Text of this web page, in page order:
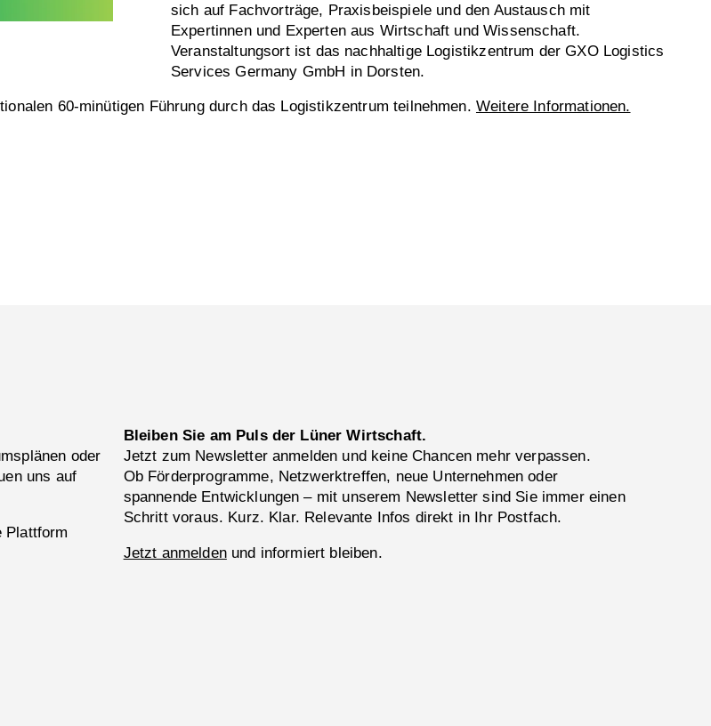
sich auf Fachvorträge, Praxisbeispiele und den Austausch mit
Expertinnen und Experten aus Wirtschaft und Wissenschaft.
Veranstaltungsort ist das nachhaltige Logistikzentrum der GXO Logistics
Services Germany GmbH in Dorsten.
60-minütigen Führung durch das Logistikzentrum teilnehmen. Weitere Informationen.
oder
uns auf
Plattform
Bleiben Sie am Puls der Lüner Wirtschaft.
Jetzt zum Newsletter anmelden und keine Chancen mehr verpassen.
Ob Förderprogramme, Netzwerktreffen, neue Unternehmen oder
spannende Entwicklungen – mit unserem Newsletter sind Sie immer einen
Schritt voraus. Kurz. Klar. Relevante Infos direkt in Ihr Postfach.
Jetzt anmeldenund informiert bleiben.